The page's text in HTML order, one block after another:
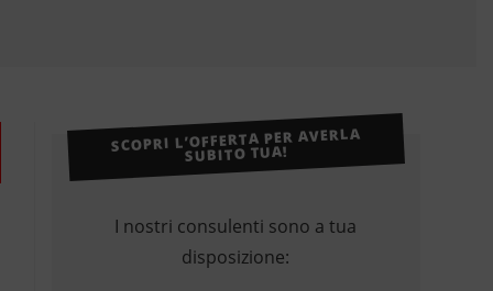
SCOPRI L’OFFERTA PER AVERLA
SUBITO TUA!
I nostri consulenti sono a tua
disposizione: